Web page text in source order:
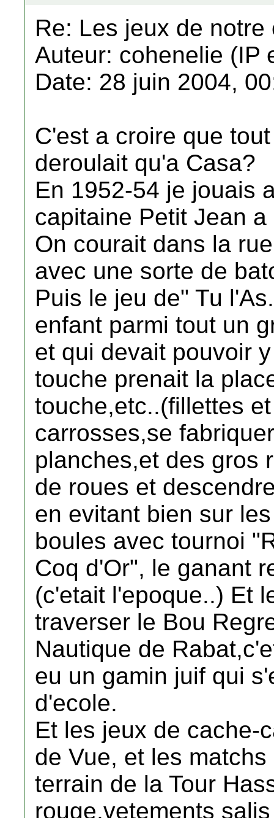
Re: Les jeux de notre
Auteur: cohenelie (IP
Date: 28 juin 2004,
C'est a croire que
deroulait qu'a Casa?
En 1952-54 je jouais
capitaine Petit Jean
On courait dans la
avec une sorte de
Puis le jeu de" Tu
enfant parmi tout un
et qui devait pouvoir
touche prenait la
touche,etc..(fillettes
carrosses,se
planches,et des gros
de roues et
en evitant bien sur
boules avec tournoi
Coq d'Or", le ganant
(c'etait l'epoque..) Et
traverser le Bou
Nautique de
eu un gamin juif qui
d'ecole.
Et les jeux de cache-
de Vue, et les
terrain de la Tour
rouge,vetements